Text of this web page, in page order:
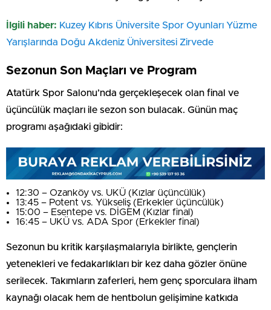
İlgili haber: Kuzey Kıbrıs Üniversite Spor Oyunları Yüzme
Yarışlarında Doğu Akdeniz Üniversitesi Zirvede
Sezonun Son Maçları ve Program
Atatürk Spor Salonu’nda gerçekleşecek olan final ve
üçüncülük maçları ile sezon son bulacak. Günün maç
programı aşağıdaki gibidir:
12:30 – Ozanköy vs. UKÜ (Kızlar üçüncülük)
13:45 – Potent vs. Yükseliş (Erkekler üçüncülük)
15:00 – Esentepe vs. DİGEM (Kızlar final)
16:45 – UKÜ vs. ADA Spor (Erkekler final)
Sezonun bu kritik karşılaşmalarıyla birlikte, gençlerin
yetenekleri ve fedakarlıkları bir kez daha gözler önüne
serilecek. Takımların zaferleri, hem genç sporculara ilham
kaynağı olacak hem de hentbolun gelişimine katkıda